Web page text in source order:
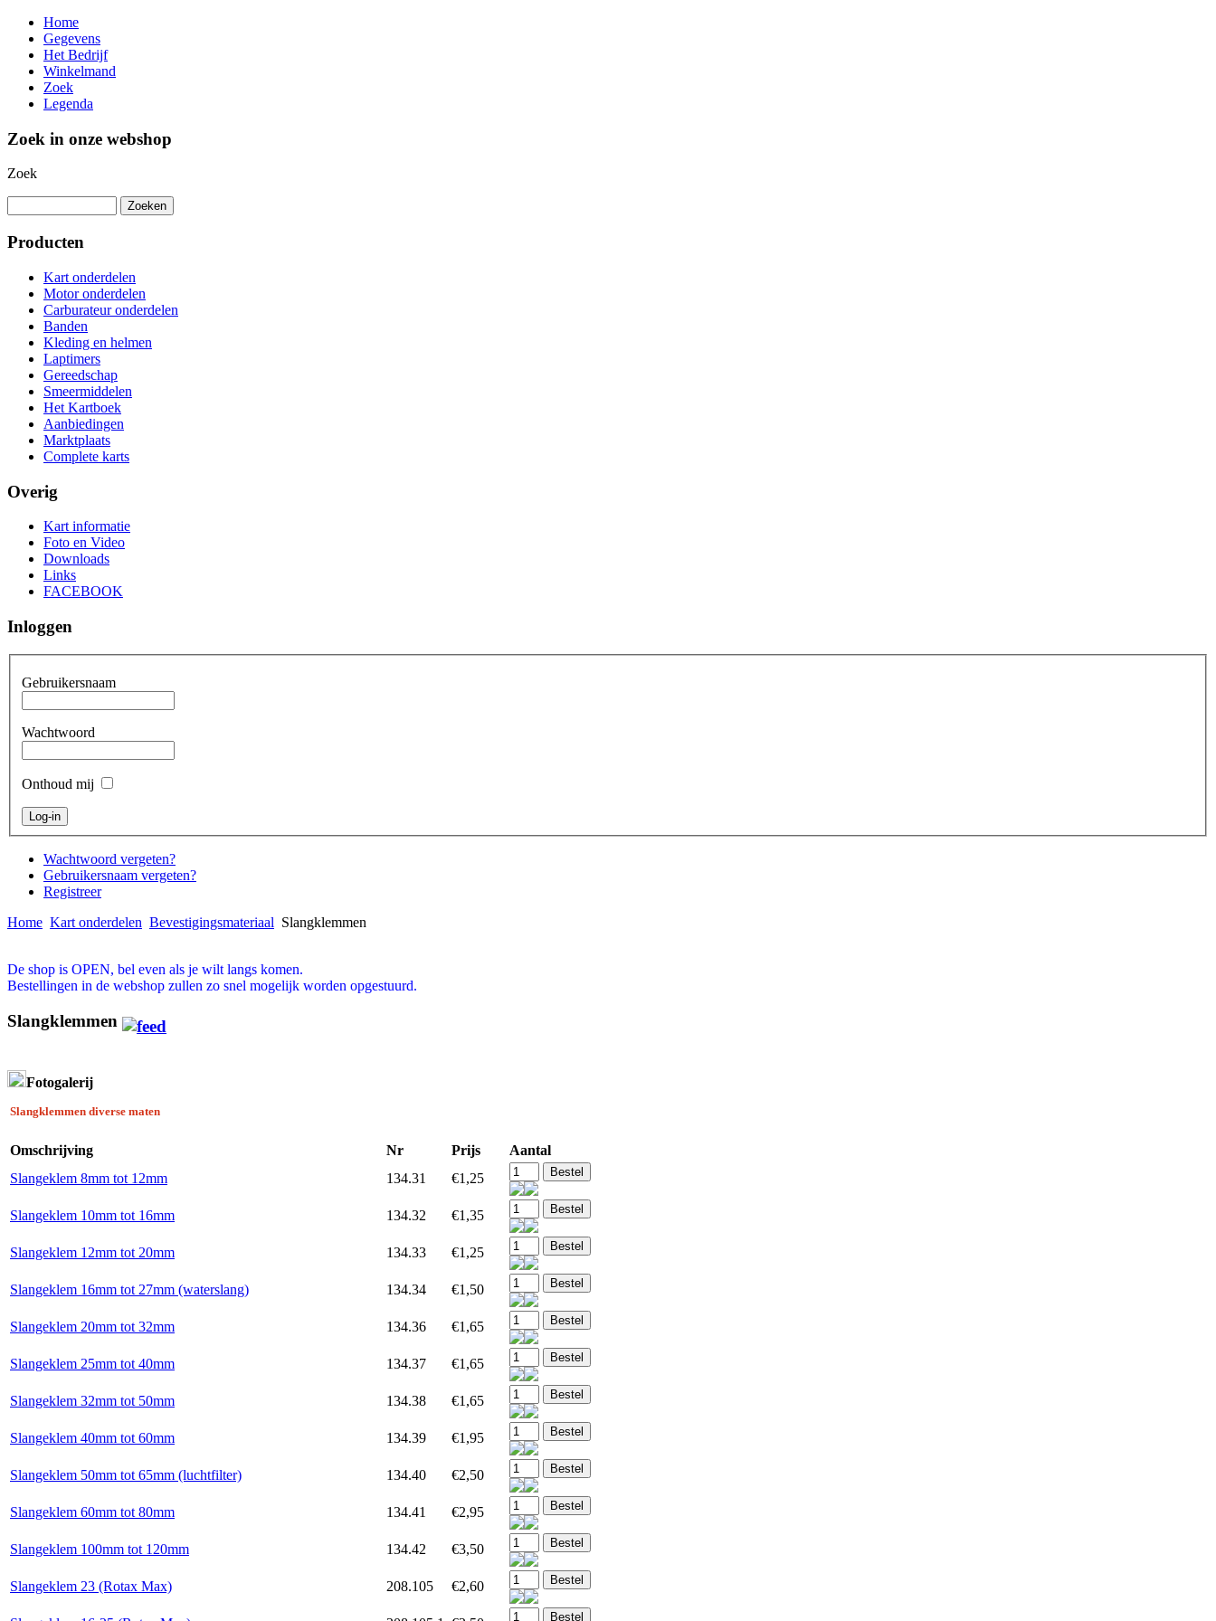
Home
Gegevens
Het Bedrijf
Winkelmand
Zoek
Legenda
Zoek in onze webshop
Zoek
Producten
Kart onderdelen
Motor onderdelen
Carburateur onderdelen
Banden
Kleding en helmen
Laptimers
Gereedschap
Smeermiddelen
Het Kartboek
Aanbiedingen
Marktplaats
Complete karts
Overig
Kart informatie
Foto en Video
Downloads
Links
FACEBOOK
Inloggen
Gebruikersnaam
Wachtwoord
Onthoud mij
Wachtwoord vergeten?
Gebruikersnaam vergeten?
Registreer
Home Kart onderdelen Bevestigingsmateriaal Slangklemmen
De shop is OPEN, bel even als je wilt langs komen.
Bestellingen in de webshop zullen zo snel mogelijk worden opgestuurd.
Slangklemmen
Fotogalerij
Slangklemmen diverse maten
Omschrijving Nr Prijs
Aantal
Slangeklem 8mm tot 12mm
134.31 €1,25
Slangeklem 10mm tot 16mm 134.32 €1,35
Slangeklem 12mm tot 20mm 134.33 €1,25
Slangeklem 16mm tot 27mm (waterslang) 134.34 €1,50
Slangeklem 20mm tot 32mm 134.36 €1,65
Slangeklem 25mm tot 40mm 134.37 €1,65
Slangeklem 32mm tot 50mm 134.38 €1,65
Slangeklem 40mm tot 60mm 134.39 €1,95
Slangeklem 50mm tot 65mm (luchtfilter) 134.40 €2,50
Slangeklem 60mm tot 80mm 134.41 €2,95
Slangeklem 100mm tot 120mm 134.42 €3,50
Slangeklem 23 (Rotax Max) 208.105 €2,60